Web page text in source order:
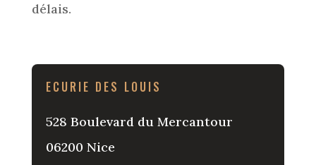
délais.
ECURIE DES LOUIS
528 Boulevard du Mercantour
06200 Nice